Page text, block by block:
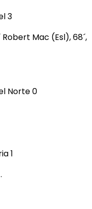
3
Robert Mac (Esl), 68´,
Norte 0
1